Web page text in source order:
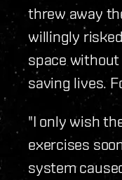
threw away
willingly
space
saving lives.
"I only wish
exercises
system